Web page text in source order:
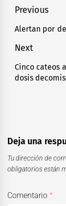
de
entradas
Previous
Previous
Alertan por
Next
Next
post:
Cinco cateos
dosis
Deja una
Tu dirección de
obligatorios están
Comentario*